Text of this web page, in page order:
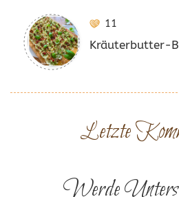
11
Kräuterbutter-
Letzte
Werde